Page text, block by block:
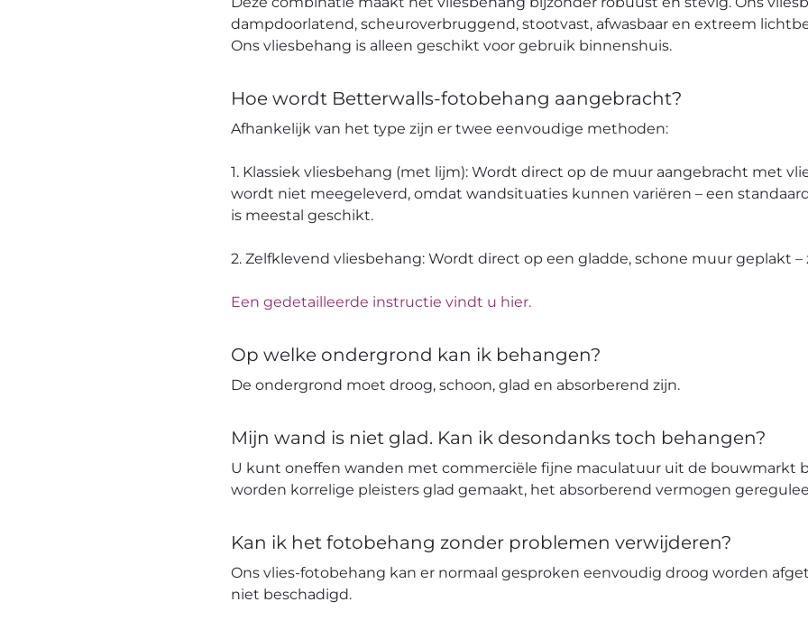
dampdoorlatend, scheuroverbruggend, stootvast, afwasbaar en extreem
Ons vliesbehang is alleen geschikt voor gebruik binnenshuis.
Hoe wordt Betterwalls-fotobehang aangebracht?
Afhankelijk van het type zijn er twee eenvoudige methoden:
1. Klassiek vliesbehang (met lijm): Wordt direct op de muur aangebracht met
wordt niet meegeleverd, omdat wandsituaties kunnen variëren – een
is meestal geschikt.
2. Zelfklevend vliesbehang: Wordt direct op een gladde, schone muur geplakt –
Een gedetailleerde instructie vindt u hier.
Op welke ondergrond kan ik behangen?
De ondergrond moet droog, schoon, glad en absorberend zijn.
Mijn wand is niet glad. Kan ik desondanks toch behangen?
U kunt oneffen wanden met commerciële fijne maculatuur uit de bouwmarkt
worden korrelige pleisters glad gemaakt, het absorberend vermogen
Kan ik het fotobehang zonder problemen verwijderen?
Ons vlies-fotobehang kan er normaal gesproken eenvoudig droog worden
niet beschadigd.